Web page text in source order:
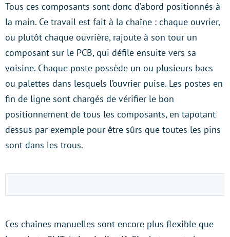
Tous ces composants sont donc d’abord positionnés à
la main. Ce travail est fait à la chaîne : chaque ouvrier,
ou plutôt chaque ouvrière, rajoute à son tour un
composant sur le PCB, qui défile ensuite vers sa
voisine. Chaque poste possède un ou plusieurs bacs
ou palettes dans lesquels l’ouvrier puise. Les postes en
fin de ligne sont chargés de vérifier le bon
positionnement de tous les composants, en tapotant
dessus par exemple pour être sûrs que toutes les pins
sont dans les trous.
Ces chaînes manuelles sont encore plus flexible que